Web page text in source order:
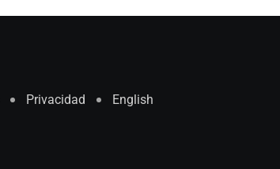
Privacidad English